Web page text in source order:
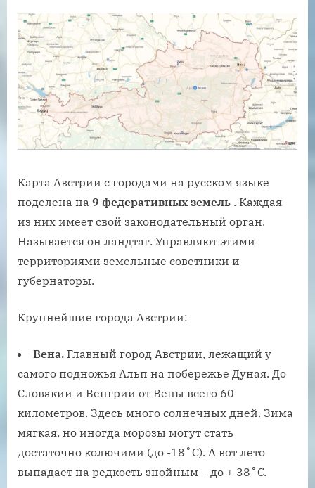
Карта Австрии с городами на русском языке
поделена на 9 федеративных земель . Каждая
из них имеет свой законодательный орган.
Называется он ландтаг. Управляют этими
территориями земельные советники и
губернаторы.
Крупнейшие города Австрии:
Вена. Главный город Австрии, лежащий у
самого подножья Альп на побережье Дуная. До
Словакии и Венгрии от Вены всего 60
километров. Здесь много солнечных дней. Зима
мягкая, но иногда морозы могут стать
достаточно колючими (до -18˚C). А вот лето
выпадает на редкость знойным – до + 38˚C.